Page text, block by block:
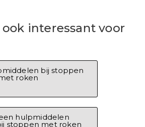
interessant voor
bij stoppen
roken
hulpmiddelen
stoppen met roken